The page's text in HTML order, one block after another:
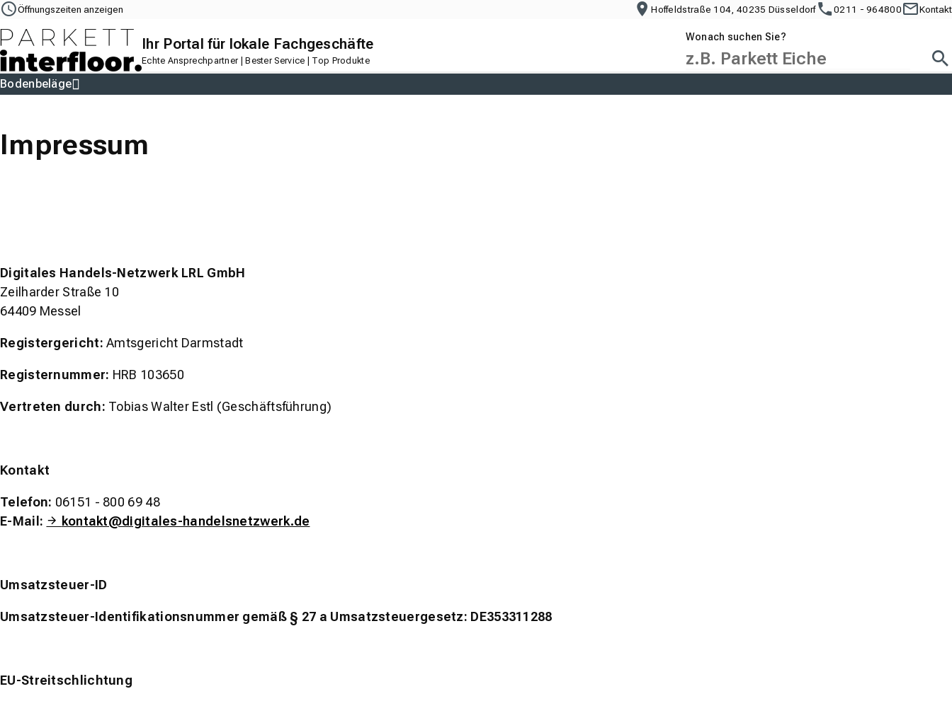
Navigation Content Footer
Öffnungszeiten anzeigen Hoffeldstraße 104, 40235 Düsseldorf 0211 - 964800 Kontakt
Ihr Portal für lokale Fachgeschäfte
Echte Ansprechpartner | Bester Service | Top Produkte
Wonach suchen Sie?
Bodenbeläge
Impressum
Digitales Handels-Netzwerk LRL GmbH
Zeilharder Straße 10
64409 Messel
Registergericht:Amtsgericht Darmstadt
Registernummer: HRB 103650
Vertreten durch: Tobias Walter Estl (Geschäftsführung)
Kontakt
Telefon: 06151 - 800 69 48
E-Mail:
kontakt@digitales-handelsnetzwerk.de
Umsatzsteuer-ID
Umsatzsteuer-Identifikationsnummer gemäß § 27 a Umsatzsteuergesetz: DE353311288
EU-Streitschlichtung